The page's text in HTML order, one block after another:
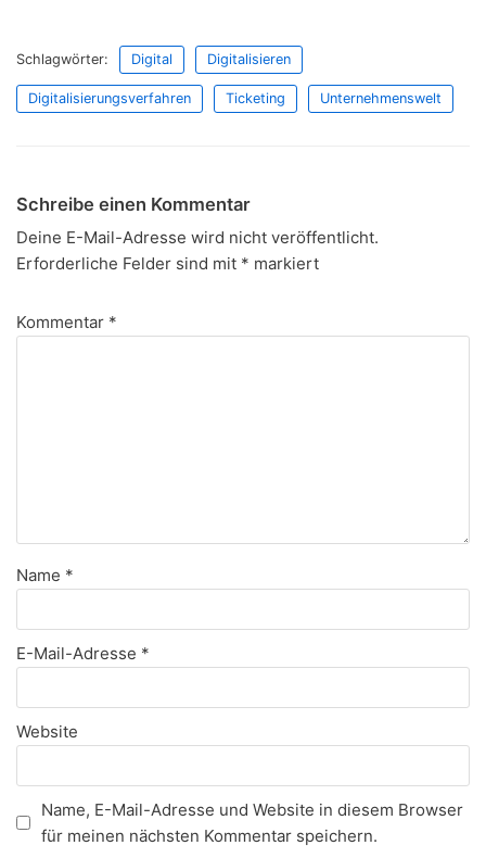
Schlagwörter: Digital Digitalisieren
Digitalisierungsverfahren Ticketing Unternehmenswelt
Schreibe einen Kommentar
Deine E-Mail-Adresse wird nicht veröffentlicht.
Erforderliche Felder sind mit * markiert
Kommentar *
Name *
E-Mail-Adresse *
Website
Name, E-Mail-Adresse und Website in diesem Browser
für meinen nächsten Kommentar speichern.